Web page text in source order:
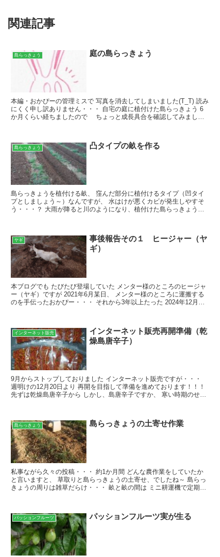
関連記事
島らっきょう 庭の島らっきょう
本編・おかぴーの管理ミスで 写真を消去してしまいました(T_T) 読み
にくく申し訳ありません・・・ 自宅の庭に植付けた島らっきょう 6
か月くらい経ちましたので ちょっと成長具合を確認してみましょ
島らっきょう 凸タイプの畝を作る
島らっきょうを植付ける畝、 窪んだ部分に植付けるタイプ（凹タイ
プとしましょう～）なんですが、 水はけが悪くカビが発生しやすそ
う・・・？ 大雨が降ると川のようになり、植付けた島らっきょうが
ヤギ
事後報告その１ ヒージャー（ヤ
ギ）
本ブログでも たびたび登場していた メンター様のところのヒージャ
ー（ヤギ）ですが 2021年6月某日、 メンター様のところに運搬する
のを手伝ったおかぴー・・・ それから3年以上たった 2024年12月某
インターネット販売
インターネット販売再開準備（乾
燥島唐辛子）
9月からストップしておりました インターネット販売ですが・・・
週明けの12月20日より 再開を目指して準備を進めております！！！
先ずは乾燥島唐辛子から しかし、島唐辛子ですか、 寒い時期のせい
島らっきょう 島らっきょうの土寄せ作業
私事ながら久々の投稿・・・ 約1か月間 どんな農作業をしていたか
と言いますと、 草取りと島らっきょうの土寄せ、でしたね～ 島らっ
きょうの周りは雑草だらけ・・・ 畝と畝の間は ミニ耕運機で定期的
パッションフルーツ パッションフルーツ実が生る